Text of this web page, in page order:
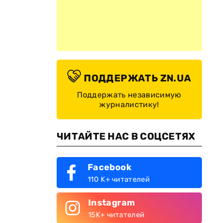
ПОДДЕРЖАТЬ ZN.UA
Поддержать независимую
журналистику!
ЧИТАЙТЕ НАС В СОЦСЕТЯХ
Facebook
110 K+ читателей
Instagram
15K+ читателей